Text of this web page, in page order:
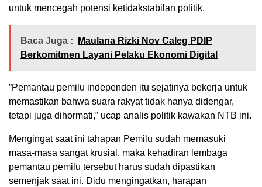
untuk mencegah potensi ketidakstabilan politik.
Baca Juga :
Maulana Rizki Nov Caleg PDIP
Berkomitmen Layani Pelaku Ekonomi Digital
”Pemantau pemilu independen itu sejatinya bekerja untuk
memastikan bahwa suara rakyat tidak hanya didengar,
tetapi juga dihormati,” ucap analis politik kawakan NTB ini.
Mengingat saat ini tahapan Pemilu sudah memasuki
masa-masa sangat krusial, maka kehadiran lembaga
pemantau pemilu tersebut harus sudah dipastikan
semenjak saat ini. Didu mengingatkan, harapan